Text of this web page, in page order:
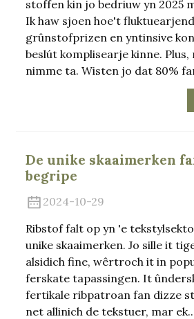
stoffen kin jo bedriuw yn 2025
Ik haw sjoen hoe't
grûnstofprizen en yntinsive
beslút komplisearje kinne.
nimme ta. Wisten jo dat 80%
De unike skaaimerken
begripe
2024-10-29
Ribstof falt op yn 'e
unike skaaimerken. Jo sille it
alsidich fine, wêrtroch it in
ferskate tapassingen. It
fertikale ribpatroan fan dizze
net allinich de tekstuer, mar